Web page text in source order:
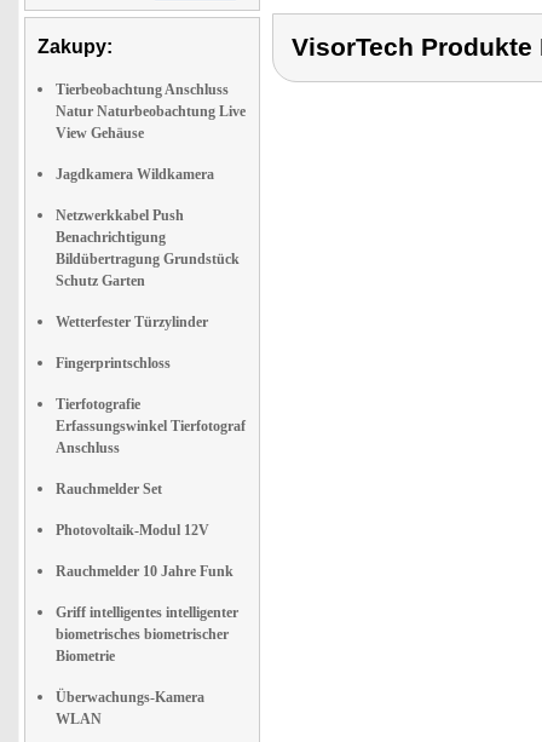
Zakupy:
Tierbeobachtung Anschluss
Natur Naturbeobachtung Live
View Gehäuse
Jagdkamera Wildkamera
Netzwerkkabel Push
Benachrichtigung
Bildübertragung Grundstück
Schutz Garten
Wetterfester Türzylinder
Fingerprintschloss
Tierfotografie
Erfassungswinkel Tierfotograf
Anschluss
Rauchmelder Set
Photovoltaik-Modul 12V
Rauchmelder 10 Jahre Funk
Griff intelligentes intelligenter
biometrisches biometrischer
Biometrie
Überwachungs-Kamera
WLAN
VisorTech Produkte